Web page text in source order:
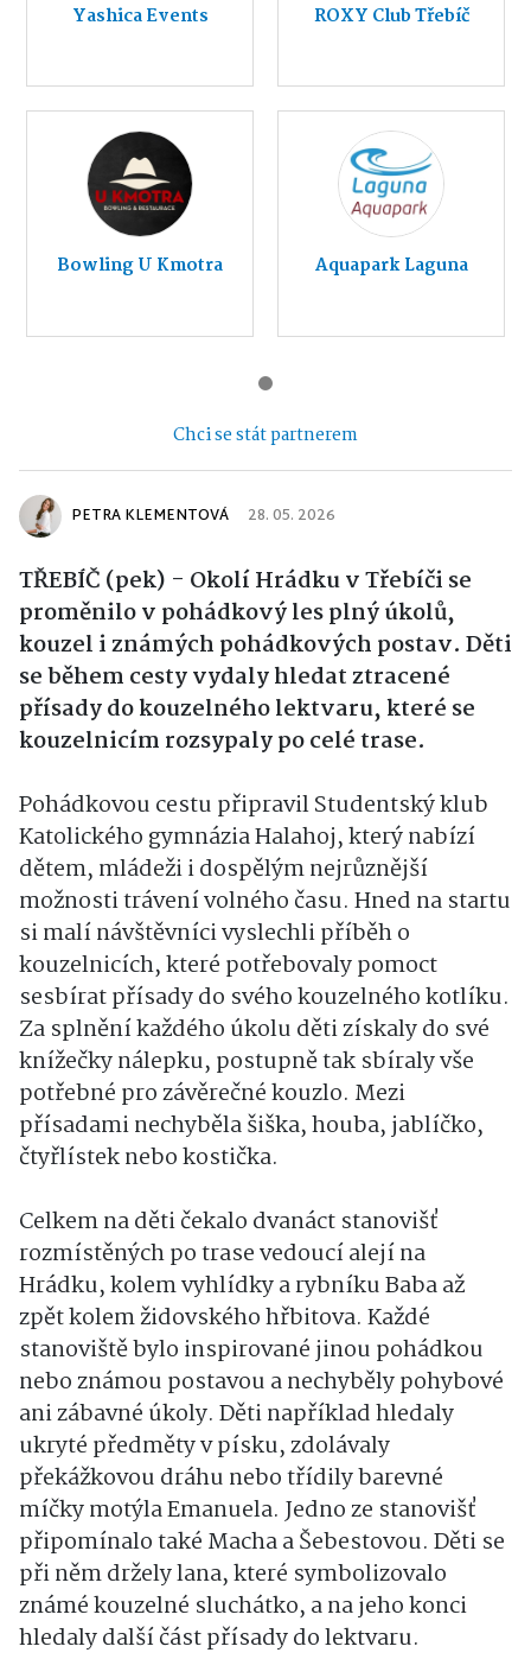
Yashica Events ROXY Club Třebíč
Bowling U Kmotra Aquapark Laguna
Chci se stát partnerem
PETRA KLEMENTOVÁ 28. 05. 2026
TŘEBÍČ (pek) - Okolí Hrádku v Třebíči se
proměnilo v pohádkový les plný úkolů,
kouzel i známých pohádkových postav. Děti
se během cesty vydaly hledat ztracené
přísady do kouzelného lektvaru, které se
kouzelnicím rozsypaly po celé trase.
Pohádkovou cestu připravil Studentský klub
Katolického gymnázia Halahoj, který nabízí
dětem, mládeži i dospělým nejrůznější
možnosti trávení volného času. Hned na startu
si malí návštěvníci vyslechli příběh o
kouzelnicích, které potřebovaly pomoct
sesbírat přísady do svého kouzelného kotlíku.
Za splnění každého úkolu děti získaly do své
knížečky nálepku, postupně tak sbíraly vše
potřebné pro závěrečné kouzlo. Mezi
přísadami nechyběla šiška, houba, jablíčko,
čtyřlístek nebo kostička.
Celkem na děti čekalo dvanáct stanovišť
rozmístěných po trase vedoucí alejí na
Hrádku, kolem vyhlídky a rybníku Baba až
zpět kolem židovského hřbitova. Každé
stanoviště bylo inspirované jinou pohádkou
nebo známou postavou a nechyběly pohybové
ani zábavné úkoly. Děti například hledaly
ukryté předměty v písku, zdolávaly
překážkovou dráhu nebo třídily barevné
míčky motýla Emanuela. Jedno ze stanovišť
připomínalo také Macha a Šebestovou. Děti se
při něm držely lana, které symbolizovalo
známé kouzelné sluchátko, a na jeho konci
hledaly další část přísady do lektvaru.